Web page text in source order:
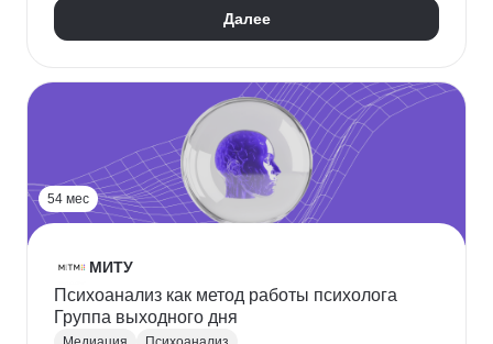
Далее
54 мес
МИТУ
Психоанализ как метод работы психолога
Группа выходного дня